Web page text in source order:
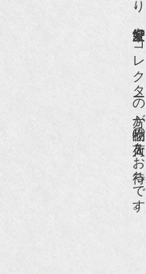
愛好家やコレクターの方が品物の入荷をお待ちです。